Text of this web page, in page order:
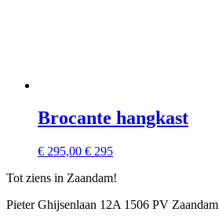
Brocante hangkast
€ 295,00 € 295
Tot ziens in Zaandam!
Pieter Ghijsenlaan 12A 1506 PV Zaandam